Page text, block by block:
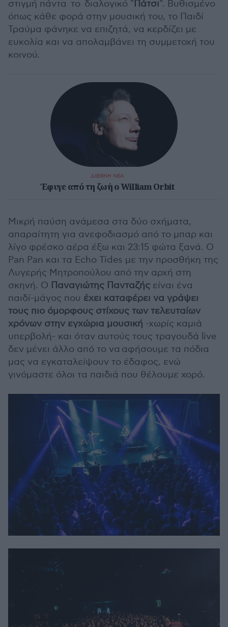
στιγμή πάντα το διαλογικό " Πάτσι". Βυθισμένο
όπως κάθε φορά στην μουσική του, το Παιδί
Τραύμα φάνηκε να επιζητά, να κερδίζει με
ευκολία και να απολαμβάνει τη συμμετοχή του
κοινού.
ΔΙΕΘΝΗ ΝΕΑ
Έφυγε από τη ζωή ο William Orbit
Μικρή παύση ανάμεσα στα δύο σχήματα,
απαραίτητη για ανεφοδιασμό από το μπαρ και
λίγο φρέσκο αέρα έξω και 23:15 φώτα ξανά. Ο
Pan Pan και τα Echo Tides με την προσθήκη της
Λυγερής Μητροπούλου από την αρχή στη
σκηνή. Ο Παναγιώτης Πανταζής είναι ένα
παιδί-μάγος που έχει καταφέρει να γράψει
τους πιο όμορφους στίχους των τελευταίων
χρόνων στην εγχώρια μουσική -χωρίς καμιά
υπερβολή- και όταν αυτούς τους τραγουδά live
δεν μένει άλλο από το να αφήσουμε τα πόδια
μας να εγκαταλείψουν το έδαφος, ενώ
γινόμαστε όλοι τα παιδιά που θέλουμε χορό.